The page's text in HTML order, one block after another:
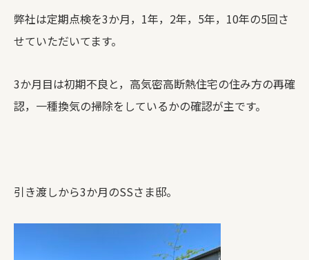
弊社は定期点検を3か月，1年，2年，5年，10年の5回さ
せていただいてます。
3か月目は初期不良と，高気密高断熱住宅の住み方の再確
認，一種換気の掃除をしているかの確認が主です。
引き渡しから3か月のSSさま邸。